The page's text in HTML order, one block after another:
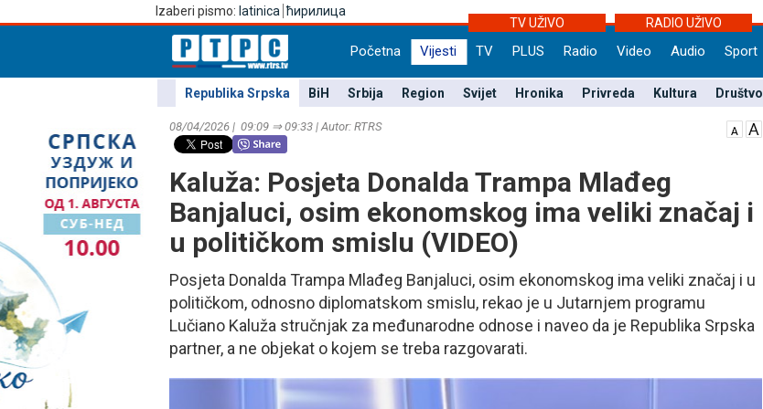
Izaberi pismo: latinica ћирилица
TV UŽIVO
RADIO UŽIVO
Početna Vijesti TV PLUS Radio Video Audio Sport
Republika Srpska BiH Srbija Region Svijet Hronika Privreda Kultura Društvo
08/04/2026 | 09:09 ⇒ 09:33 | Autor: RTRS
Kaluža: Posjeta Donalda Trampa Mlađeg
Banjaluci, osim ekonomskog ima veliki značaj i
u političkom smislu (VIDEO)
Posjeta Donalda Trampa Mlađeg Banjaluci, osim ekonomskog ima veliki značaj i u
političkom, odnosno diplomatskom smislu, rekao je u Јutarnjem programu
Lučiano Kaluža stručnjak za međunarodne odnose i naveo da je Republika Srpska
partner, a ne objekat o kojem se treba razgovarati.